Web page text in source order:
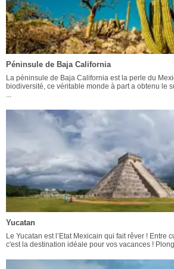
Péninsule de Baja California
La péninsule de Baja California est la perle du
biodiversité, ce véritable monde à part a obtenu le
Yucatan
Le Yucatan est l’Etat Mexicain qui fait rêver ! Entre
c'est la destination idéale pour vos vacances !